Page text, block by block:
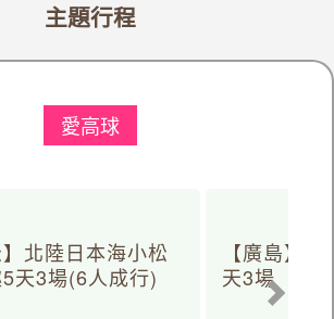
愛高球
主題行程
】北陸日本海小松
天3場(6人成行)
【廣島】
天3場